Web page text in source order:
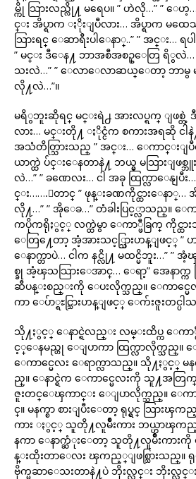
မ္ကို သြားလည္လို႔ မရေပ။ ” ဟဲလို…” ” ေဟ့
င္း အိပ္ရာက ႏိုးျပီလား… အိပ္ရာက မထ
သြားရင္ ေဆာရီးပါေနာ္..” ” အင္း… ရ
” မင္း ဒီေန႔ ဘာအစီအစဥ္ေတြ ရိွလဲ…
သးလဲ…” ” ေလာေလာဆယ္ေတာ့ ဘာမွ
လို႔လဲ…”။
မရိွဘူးဆိုရင္ မင္းရဲ႕ အားလပ္ရက္ ျဖစ္တဲ့
လား… မင္းတို႔ ႏိုင္ငံက စကားအရဆို ငါနဲ
အသံတိတ္သြားသည္ ” အင္း… ေကာင္း
ယာက္ထဲ ပ်င္းေနတာနဲ႔ ဘယ္မွ မသြားျဖ
လဲ…” ” ခဏေလး… ငါ အခု ထြက္လာေနျပီး
င္း…….ေတာင္ ” ဖုန္းခဏကိုင္ထားေနာ္
လို႔…” ” အိုေခ…” တံခါးပြင့္လာသည္။ ေ
ကပိုကရိုႏွင့္ လက္ထဲမွာ ေကာ္ဖီခြက္ ကိုင္ထား
ေတြ႔ေတာ့ အံ့အားသင့္သြားဟန္ျဖင့္
ေနာက္တာပဲ… ငါက နင္လို႔ မထင္မိဘူး…” ”
စ္ခု အံ့ၾသသြားေအာင္… ေရာ့” အေနာ
ဆီပန္းစည္းကို ေပးလိုက္သည္။ ေကာင္မေ
ကာ ေပ်ာ္ရႊင္သြားဟန္ျဖင့္ ေက်းဇူးတင္
သို႔ႏွင့္ ေနာင္ရဲလည္း လမ္းထိပ္က ေက
င့္ေနမည္ဟု ေျပာကာ ထြက္လာလိုက္သည္။
ေကာင္မေလး ေရာက္လာသည္။ သို႔ႏွင့္ မ
ည္။ ေနာင္ရဲက ေကာင္မေလးကို သူ႔အတ
ဇူးတင္ေၾကာင္း ေျပာလိုက္သည္။ ေက
င္။ မနက္စာ စားျပီးေတာ့ ရုပ္ရွင္ သြာ
ကား ႏွင့္ သူတို႔လူမ်ဳိးကား ဘယ္ဟာၾက
နကာ ေနာက္ဆံုးေတာ့ သူတို႔လူမ်ဳိးကားကို
န္းထိုးတာေလး ၾကည့္ျဖစ္သြားသည္။
ဗိုက္မဆာေသးတာနဲ႔ပဲ ဘိုးလ္လင္း ဘိုးလ္လင္